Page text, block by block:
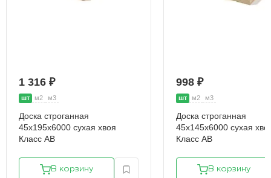
1 316 ₽
шт м2 м3
Доска строганная
45х195х6000 сухая хвоя
Класс АВ
В корзину
998 ₽
шт м2 м3
Доска строганная
45х145х6000 сухая
Класс АВ
В корзину